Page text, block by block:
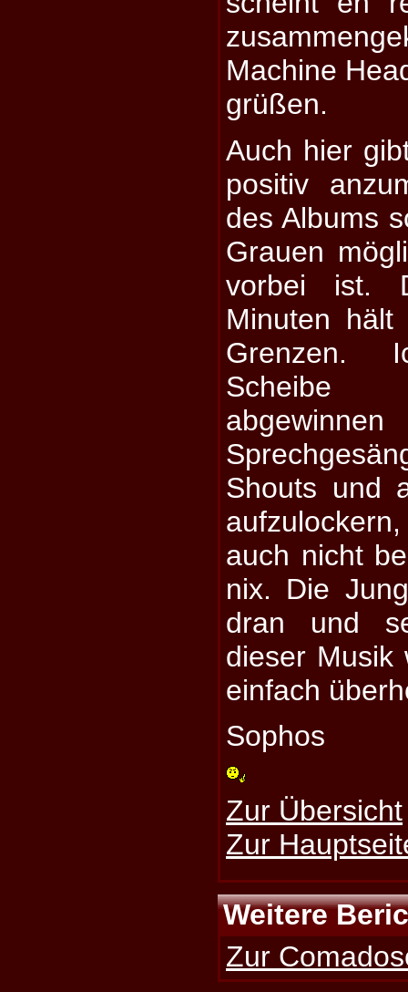
Machine
grüßen.
Auch hier
positiv
des Albums
Grauen
vorbei ist.
Minuten
Grenzen.
Scheibe
Shouts und
auch nicht
nix. Die
dran und
dieser Musik
einfach
Sophos
Zur Übersicht
Zur
Weitere
Zur